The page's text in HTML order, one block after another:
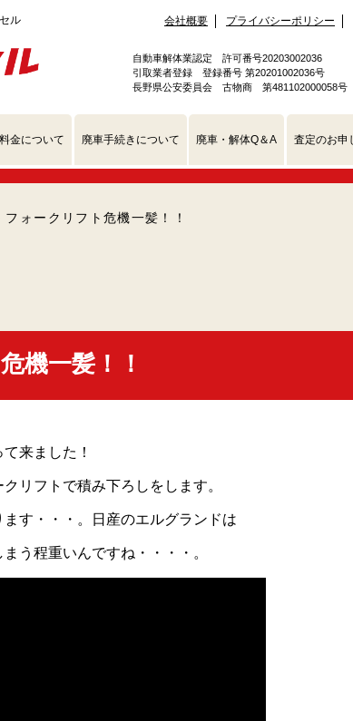
自動車解体業認定 許可番号20203002036
引取業者登録 登録番号 第20201002036号
長野県公安委員会 古物商 第481102000058号
金について 廃車手続きについて 廃車・解体Q＆A 査定のお申
会社概要 プライバシーポリシー
フォークリフト危機一髪！！
機一髪！！
来ました！
リフトで積み下ろしをします。
す・・・。日産のエルグランドは
う程重いんですね・・・・。